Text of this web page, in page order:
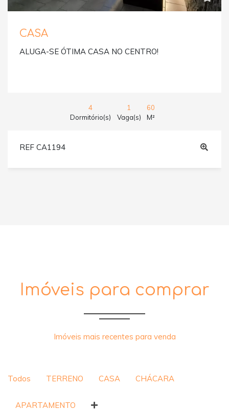
CASA
ALUGA-SE ÓTIMA CASA NO CENTRO!
4
Dormitório(s)
1
Vaga(s)
60
M²
REF CA1194
Imóveis para comprar
Imóveis mais recentes para venda
Todos TERRENO CASA CHÁCARA
APARTAMENTO